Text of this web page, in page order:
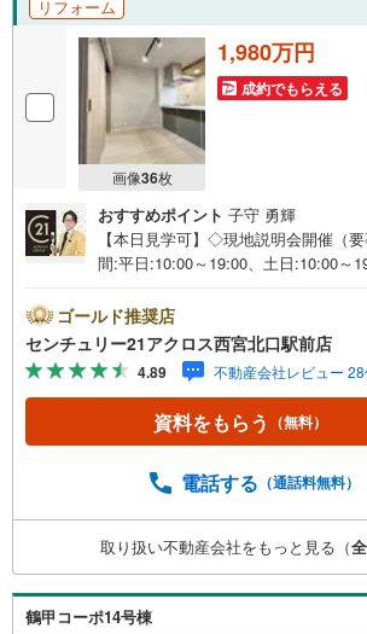
リフォーム
画像36枚
1,980万円
成約でもらえる
おすすめポイント 子守 勇輝
【本日見学可】◇現地説明会開催（
間:平日:10:00～19:00、土日:10:00～
1月リフォーム済。JR「六甲道」駅ま
システムキッチンで家事も捗ります。
クロスグループの3つの特徴○■センチ
8年連続No.1（1997年～2024年兵庫
宮・尼崎・伊丹・宝塚にて8店舗展
売却は当店にお任せ下さい■お客様
のお越しも大歓迎です。 お子様連れ
始め多数物件を取り扱っています。
しきれない物件もご紹介できます。
さい。弊社ホームページへは「C21
ゴールド推奨店
センチュリー21アクロス西宮北口駅前店
4.89 不動産会社レビュー
資料をもらう （無料）
電話する （通話料無料）
取り扱い不動産会社をもっと見る（全
鶴甲コーポ14号棟